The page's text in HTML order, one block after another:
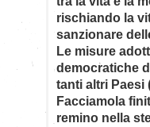
rischiando la
sanzionare
Le misure
democratiche
tanti altri Paesi
Facciamola
remino nella